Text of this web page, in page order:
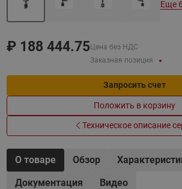
₽ 188 444.75 Цена без НДС
Заказная позиция
Запросить счет
Положить в корзину
Техническое описание
Еще 6
О товаре Обзор
Документация
Видео